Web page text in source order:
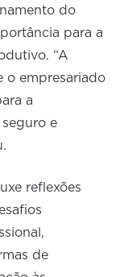
do
para a
“A
o empresariado
a
e
reflexões
de